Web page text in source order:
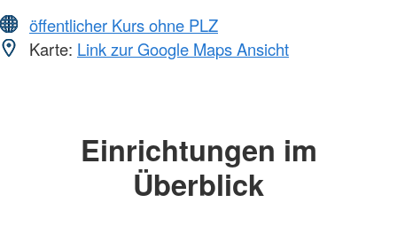
öffentlicher Kurs ohne PLZ
Karte: Link zur Google Maps Ansicht
Einrichtungen im
Überblick